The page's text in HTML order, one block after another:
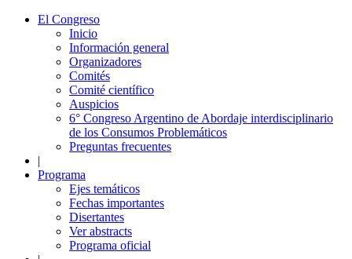
El Congreso
Inicio
Información general
Organizadores
Comités
Comité científico
Auspicios
6° Congreso Argentino de Abordaje interdisciplinario
de los Consumos Problemáticos
Preguntas frecuentes
|
Programa
Ejes temáticos
Fechas importantes
Disertantes
Ver abstracts
Programa oficial